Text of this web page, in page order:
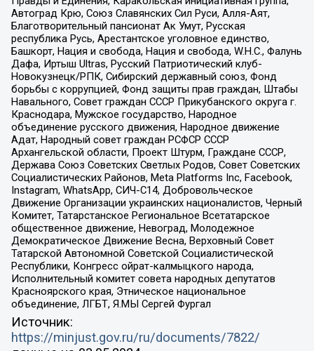
Автоград Крю, Союз Славянских Сил Руси, Алля-Аят,
Благотворительный пансионат Ак Умут, Русская
республика Русь, Арестантское уголовное единство,
Башкорт, Нация и свобода, Нация и свобода, W.H.С., Фалунь
Дафа, Иртыш Ultras, Русский Патриотический клуб-
Новокузнецк/РПК, Сибирский державный союз, Фонд
борьбы с коррупцией, Фонд защиты прав граждан, Штабы
Навального, Совет граждан СССР Прикубанского округа г.
Краснодара, Мужское государство, Народное
объединение русского движения, Народное движение
Адат, Народный совет граждан РСФСР СССР
Архангельской области, Проект Штурм, Граждане СССР,
Держава Союз Советских Светлых Родов, Совет Советских
Социалистических Районов, Meta Platforms Inc, Facebook,
Instagram, WhatsApp, СИЧ-С14, Добровольческое
Движение Организации украинских националистов, Черный
Комитет, Татарстанское Региональное Всетатарское
общественное движение, Невоград, Молодежное
Демократическое Движение Весна, Верховный Совет
Татарской Автономной Советской Социалистической
Республики, Конгресс ойрат-калмыцкого народа,
Исполнительный комитет совета народных депутатов
Красноярского края, Этническое национальное
объединение, ЛГБТ, Я.МЫ Сергей Фургал
Источник:
https://minjust.gov.ru/ru/documents/7822/